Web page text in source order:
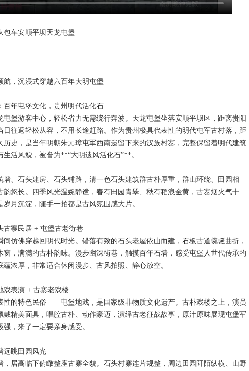
包车安顺平坝天龙屯堡
航，沉浸式穿越六百年大明屯堡
百年屯堡文化，贵州明代活化石
屯堡游客中心，轻松省力无需绕行奔波。天龙屯堡坐落安顺平坝区，距离贵阳
日往返轻松从容，不用长途赶路。作为贵州极具代表性的明代屯军古村落，距
历史，是当年明朝朱元璋屯军西南遗留下来的汉族村寨，完整保留着明代建筑
生活风貌，被誉为**“大明遗风活化石”**。
墙、石头建房、石头铺路，清一色石头建筑群古朴厚重，群山环绕、田园相
韵悠长。四季风光温婉静谧，春有田园青翠、秋有稻浪金黄，古寨烟火气十
岁月沉淀，随手一拍都是古风氛围感大片。
古寨民居 + 屯堡古老街巷
间仿佛穿越回明代时光。错落有致的石头老屋依山而建，石板古道蜿蜒曲折，
窗，满满的古朴韵味。漫步幽深街巷，触摸百年石墙，感受屯堡人世代传承的
蕴浓厚，非常适合休闲漫步、古风拍照、静心放空。
戏表演 + 古寨老戏楼
性的特色民俗——屯堡地戏，是国家级非物质文化遗产。古朴戏楼之上，演员
戴精美面具，唱腔古朴、动作豪迈，演绎古老征战故事，原汁原味展现屯堡军
，来了一定要亲身感受。
远眺田园风光
，居高临下俯瞰整座古寨全貌。石头村寨连片规整，周边田园阡陌纵横、山野